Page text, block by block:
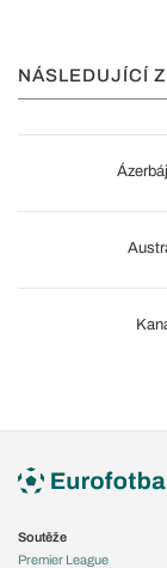
NÁSLEDUJÍCÍ
Soutěže
Premier League